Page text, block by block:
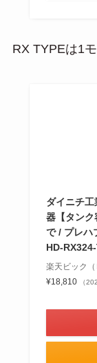
RX TYPEは1モ
ダイニチ
器【タンク
で / プレハ
HD-
楽天ビック（
¥18,810
（